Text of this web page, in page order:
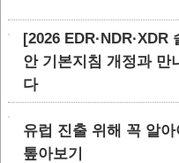
[2026
안 기본지침 개정과 만
다
유럽 진출 위해 꼭 알아
톺아보기